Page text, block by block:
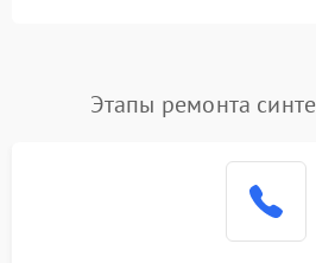
Этапы ремонта